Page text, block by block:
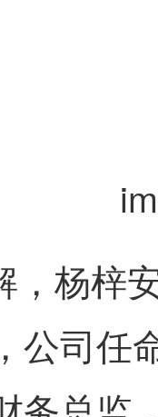
，杨梓
公司任